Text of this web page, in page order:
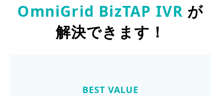
OmniGrid BizTAP IVR が
解決できます！
BEST VALUE